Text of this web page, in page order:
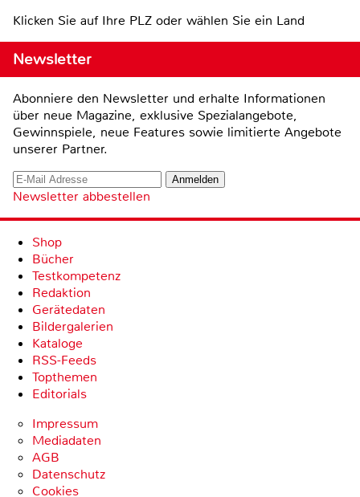
Klicken Sie auf Ihre PLZ oder wählen Sie ein Land
Newsletter
Abonniere den Newsletter und erhalte Informationen
über neue Magazine, exklusive Spezialangebote,
Gewinnspiele, neue Features sowie limitierte Angebote
unserer Partner.
Newsletter abbestellen
Shop
Bücher
Testkompetenz
Redaktion
Gerätedaten
Bildergalerien
Kataloge
RSS-Feeds
Topthemen
Editorials
Impressum
Mediadaten
AGB
Datenschutz
Cookies